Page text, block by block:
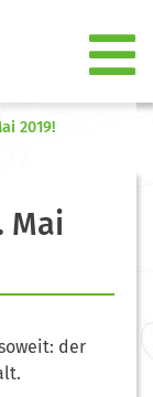
2019!
Mai
der